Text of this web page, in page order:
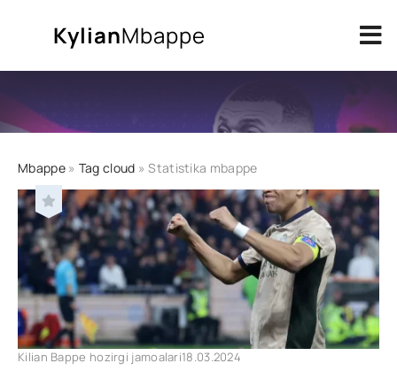
KylianMbappe
Mbappe» Tag cloud » Statistika mbappe
Kilian Bappe hozirgi jamoalari18.03.2024